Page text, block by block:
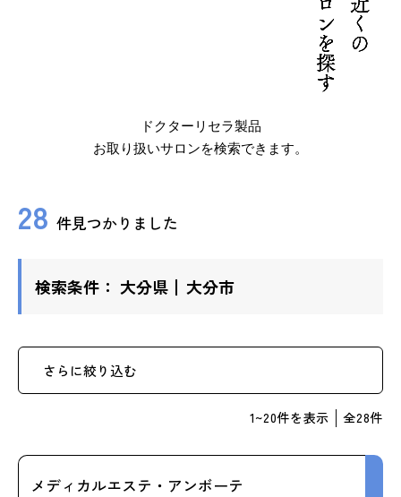
角質ケア｜ポレーシ
ョン
毛穴洗浄
毛穴洗浄＆リフトア
まこも蒸し
サロンを探す
ドクターリセラ製品
お取り扱いサロンを検索できます。
28 件見つかりました
検索条件： 大分県 大分市
さらに絞り込む
1~20件を表示 全28件
メディカルエステ・アンボーテ